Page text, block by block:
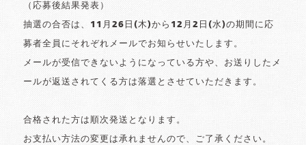
（応募後結果発表）
抽選の合否は、11月26日(木)から12月2日(水)の期間に応
募者全員にそれぞれメールでお知らせいたします。
メールが受信できないようになっている方や、お送りしたメ
ールが返送されてくる方は落選とさせていただきます。
合格された方は順次発送となります。
お支払い方法の変更は承れませんので、ご了承ください。